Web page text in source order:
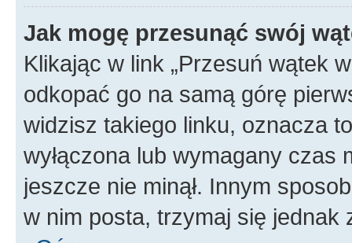
Jak mogę przesunąć swój
Klikając w link „Przesuń wątek
odkopać go na samą górę
widzisz takiego linku, oznacza
wyłączona lub wymagany czas
jeszcze nie minął. Innym
w nim posta, trzymaj się jednak